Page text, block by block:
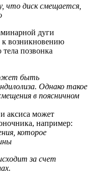
что диск смещается,
дуги
к возникновению
позвонка
быть
Однако такое
в поясничном
аксиса может
например:
которое
за счет